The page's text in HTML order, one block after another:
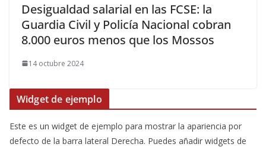
Desigualdad salarial en las FCSE: la
Guardia Civil y Policía Nacional cobran
8.000 euros menos que los Mossos
14 octubre 2024
Widget de ejemplo
Este es un widget de ejemplo para mostrar la apariencia por
defecto de la barra lateral Derecha. Puedes añadir widgets de